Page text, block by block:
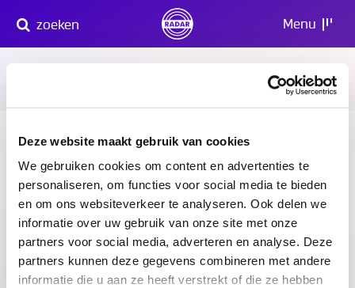
Deze website maakt gebruik van cookies
We gebruiken cookies om content en advertenties te
personaliseren, om functies voor social media te bieden
en om ons websiteverkeer te analyseren. Ook delen we
informatie over uw gebruik van onze site met onze
partners voor social media, adverteren en analyse. Deze
partners kunnen deze gegevens combineren met andere
informatie die u aan ze heeft verstrekt of die ze hebben
naar
content
zoeken Menu
10 oktober 2019
Word jij gediscrimineerd?
Uitgescholden op straat vanwege je
hoofddoek? Gepest door de buren omdat je
homoseksueel bent? Je contract niet verlengd
omdat je zwanger bent? De kans is groot dat
het om verboden onderscheid gaat. Kom in
actie!